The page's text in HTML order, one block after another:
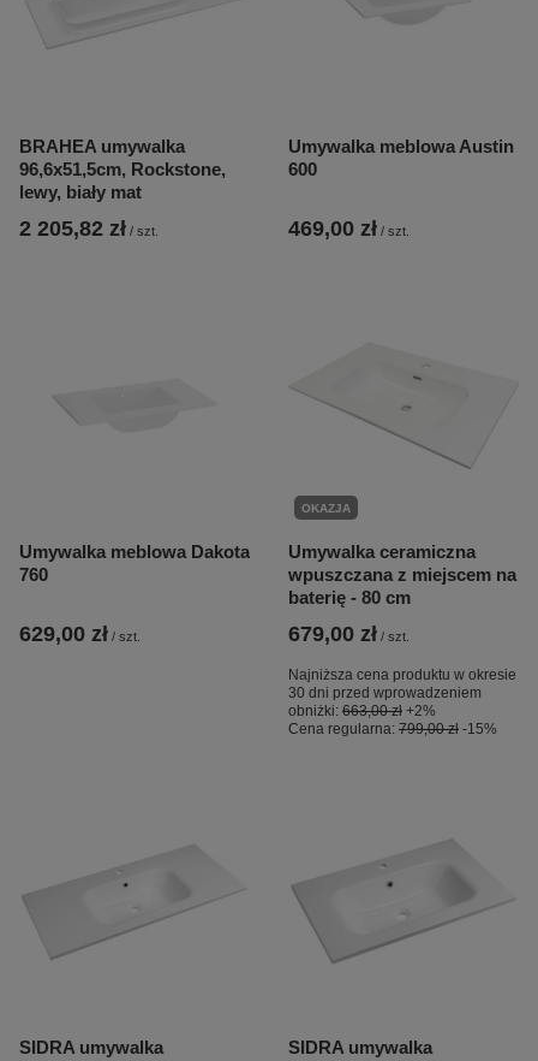
BRAHEA umywalka
96,6x51,5cm, Rockstone,
lewy, biały mat
2 205,82 zł / szt.
Umywalka meblowa Austin
600
469,00 zł / szt.
Umywalka meblowa Dakota
760
629,00 zł / szt.
OKAZJA
Umywalka ceramiczna
wpuszczana z miejscem na
baterię - 80 cm
679,00 zł / szt.
Najniższa cena produktu w okresie
30 dni przed wprowadzeniem
obniżki: 663,00 zł +2%
Cena regularna: 799,00 zł -15%
SIDRA umywalka
SIDRA umywalka